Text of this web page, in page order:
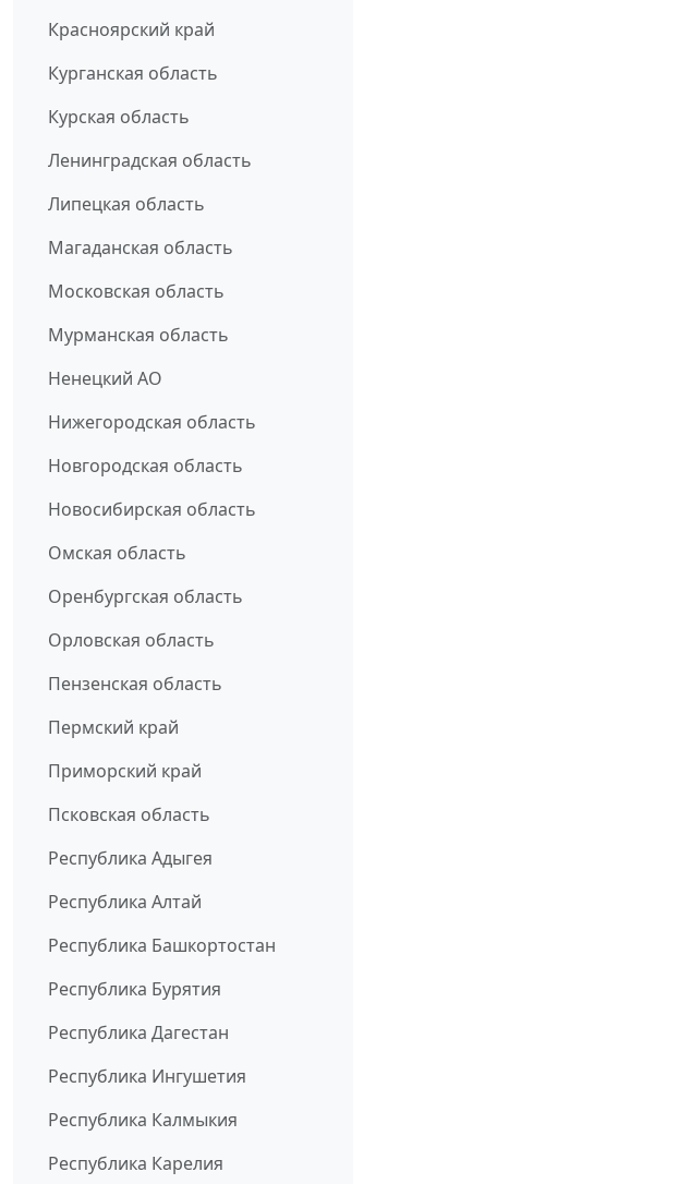
Красноярский край
Курганская область
Курская область
Ленинградская область
Липецкая область
Магаданская область
Московская область
Мурманская область
Ненецкий АО
Нижегородская область
Новгородская область
Новосибирская область
Омская область
Оренбургская область
Орловская область
Пензенская область
Пермский край
Приморский край
Псковская область
Республика Адыгея
Республика Алтай
Республика Башкортостан
Республика Бурятия
Республика Дагестан
Республика Ингушетия
Республика Калмыкия
Республика Карелия